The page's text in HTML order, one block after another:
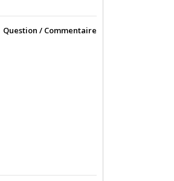
Question / Commentaire